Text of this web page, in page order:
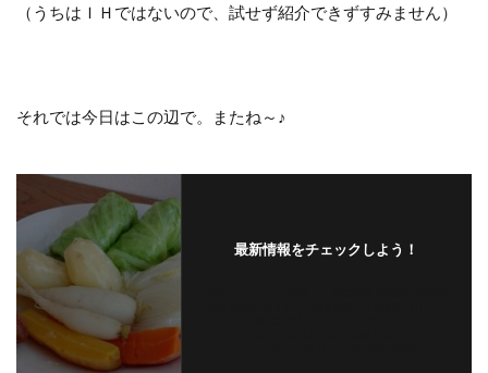
（うちはＩＨではないので、試せず紹介できずすみません）
それでは今日はこの辺で。またね～♪
最新情報をチェックしよう！